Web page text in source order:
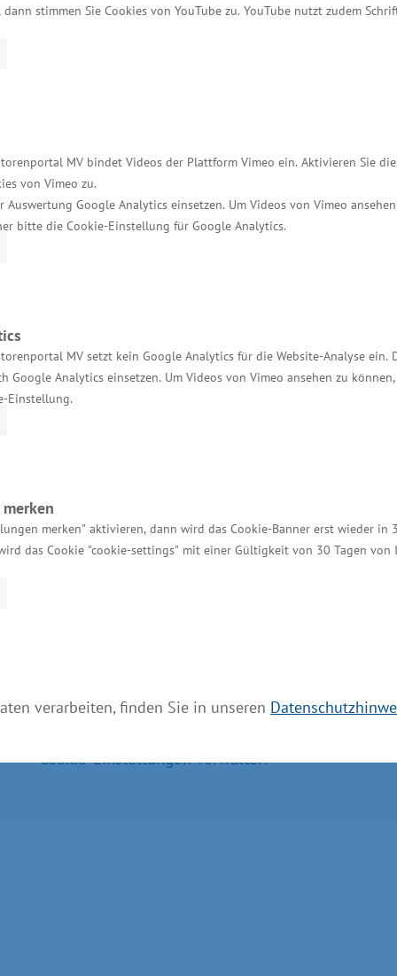
dann stimmen Sie Cookies von YouTube zu. YouTube nutzt zudem
MV bindet Videos der Plattform Vimeo ein. Aktivieren Sie
von Vimeo zu.
Auswertung Google Analytics einsetzen. Um Videos von Vimeo
bitte die Cookie-Einstellung für Google Analytics.
MV setzt kein Google Analytics für die Website-Analyse ein.
Google Analytics einsetzen. Um Videos von Vimeo ansehen zu
Einstellung.
merken" aktivieren, dann wird das Cookie-Banner erst wieder in
das Cookie "cookie-settings" mit einer Gültigkeit von 30 Tagen von
verarbeiten, finden Sie in unseren
EnergieTags MV am 26. April drei Aktionen
Im Hafen von Loitz besucht er später Aktionen
Systems. Am Nachmittag ist Minister Blank zu
und Institutionen ihre Projekte im
Übersicht über alle geplanten Aktionen:www.
Services
MV Serviceportal
Aktuelle Broschüren und Downloads
Cookie-Einstellungen verwalten